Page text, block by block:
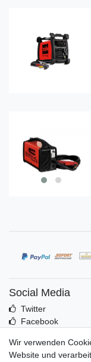
Social Media
Twitter
Facebook
Mehr über uns
Wir verwenden
Website und